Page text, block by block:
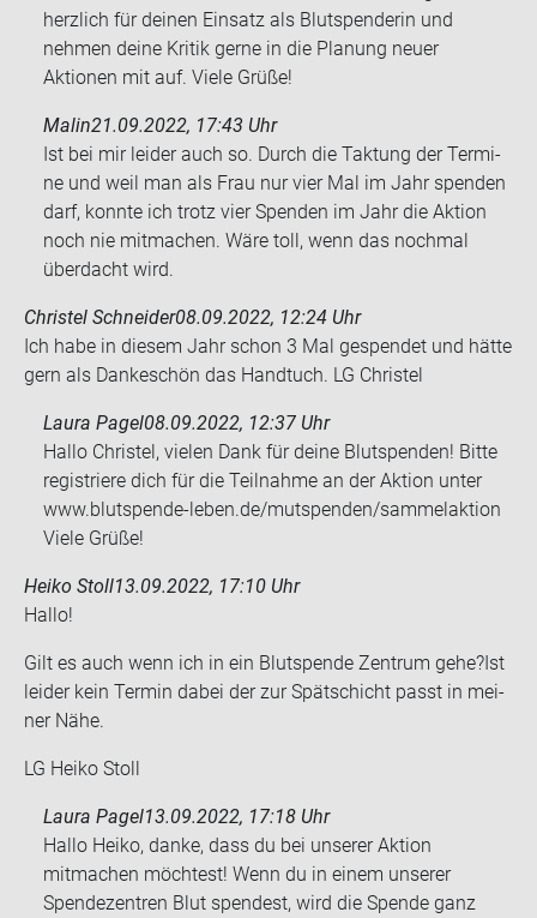
herzlich für deinen Einsatz als Blutspenderin und
nehmen deine Kritik gerne in die Planung neuer
Aktionen mit auf. Viele Grüße!
Malin21.09.2022, 17:43 Uhr
Ist bei mir lei­der auch so. Durch die Tak­tung der Ter­mi­
ne und weil man als Frau nur vier Mal im Jahr spen­den
darf, konn­te ich trotz vier Spen­den im Jahr die Ak­ti­on
noch nie mit­ma­chen. Wäre toll, wenn das noch­mal
über­dacht wird.
Christel Schneider08.09.2022, 12:24 Uhr
Ich habe in die­sem Jahr schon 3 Mal ge­spen­det und hätte
gern als Dan­ke­schön das Hand­tuch. LG Chris­tel
Laura Pagel08.09.2022, 12:37 Uhr
Hallo Christel, vielen Dank für deine Blutspenden! Bitte
registriere dich für die Teilnahme an der Aktion unter
www.blutspende-leben.de/mutspenden/sammelaktion
Viele Grüße!
Heiko Stoll13.09.2022, 17:10 Uhr
Hallo!
Gilt es auch wenn ich in ein Blut­spen­de Zen­trum gehe?Ist
lei­der kein Ter­min dabei der zur Spät­schicht passt in mei­
ner Nähe.
LG Heiko Stoll
Laura Pagel13.09.2022, 17:18 Uhr
Hallo Heiko, danke, dass du bei unserer Aktion
mitmachen möchtest! Wenn du in einem unserer
Spendezentren Blut spendest, wird die Spende ganz